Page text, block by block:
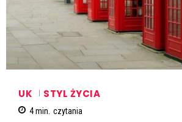
UK STYL ŻYCIA
4min. czytania